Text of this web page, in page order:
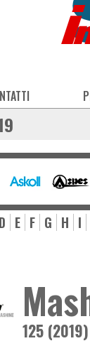
D E F G H I
125 (2019)